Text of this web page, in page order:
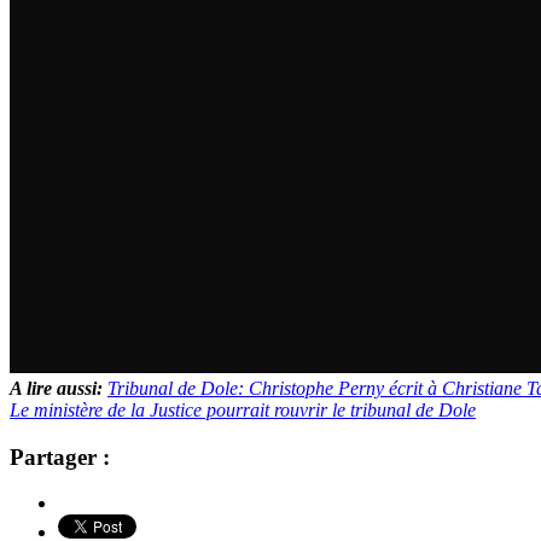
A lire aussi: Tribunal de Dole: Christophe Perny écrit à Christiane
Le ministère de la Justice pourrait rouvrir le tribunal de Dole
Partager :